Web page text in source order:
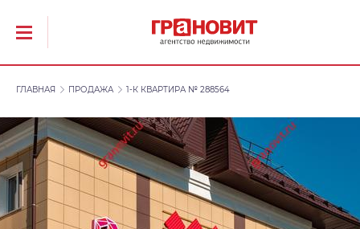
ГЛАВНАЯ ПРОДАЖА 1-К КВАРТИРА № 288564